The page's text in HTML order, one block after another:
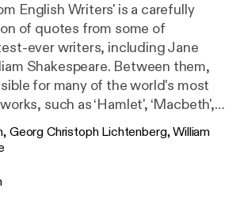
English Writers' is a carefully
of quotes from some of
ever writers, including Jane
Shakespeare. Between them,
for many of the world's most
such as ‘Hamlet', ‘Macbeth',
and ‘Pride and Prejudice'.
contains many famous quotes and
inspire, educate, and amuse.‘300
Writers' will delight fans of
English authors.
Christoph Lichtenberg, William
Georg Christoph Lichtenberg, William